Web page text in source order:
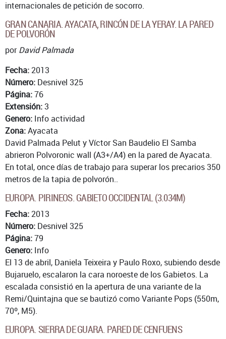
internacionales de petición de socorro.
GRAN CANARIA. AYACATA, RINCÓN DE LA YERAY. LA PARED
DE POLVORÓN
porDavid Palmada
Fecha:2013
Número: Desnivel 325
Página:76
Extensión:3
Genero: Info actividad
Zona:Ayacata
David Palmada Pelut y Víctor San Baudelio El Samba
abrieron Polvoronic wall (A3+/A4) en la pared de Ayacata.
En total, once días de trabajo para superar los precarios 350
metros de la tapia de polvorón..
EUROPA. PIRINEOS. GABIETO OCCIDENTAL (3.034M)
Fecha:2013
Número: Desnivel 325
Página:79
Genero: Info
El 13 de abril, Daniela Teixeira y Paulo Roxo, subiendo desde
Bujaruelo, escalaron la cara noroeste de los Gabietos. La
escalada consistió en la apertura de una variante de la
Remi/Quintajna que se bautizó como Variante Pops (550m,
70º, M5).
EUROPA. SIERRA DE GUARA. PARED DE CENFUENS